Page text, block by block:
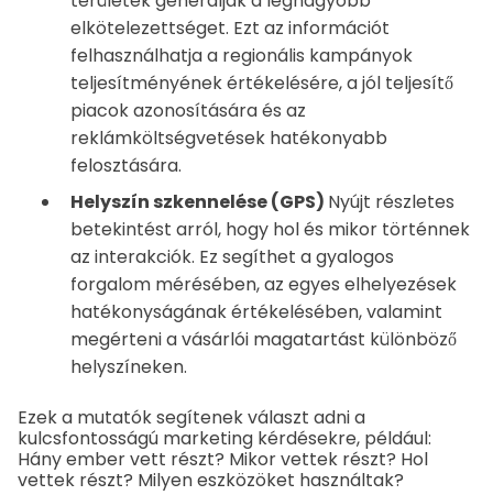
elkötelezettséget. Ezt az információt
felhasználhatja a regionális kampányok
teljesítményének értékelésére, a jól teljesítő
piacok azonosítására és az
reklámköltségvetések hatékonyabb
felosztására.
Helyszín szkennelése (GPS) Nyújt részletes
betekintést arról, hogy hol és mikor történnek
az interakciók. Ez segíthet a gyalogos
forgalom mérésében, az egyes elhelyezések
hatékonyságának értékelésében, valamint
megérteni a vásárlói magatartást különböző
helyszíneken.
Ezek a mutatók segítenek választ adni a
kulcsfontosságú marketing kérdésekre, például:
Hány ember vett részt? Mikor vettek részt? Hol
vettek részt? Milyen eszközöket használtak?